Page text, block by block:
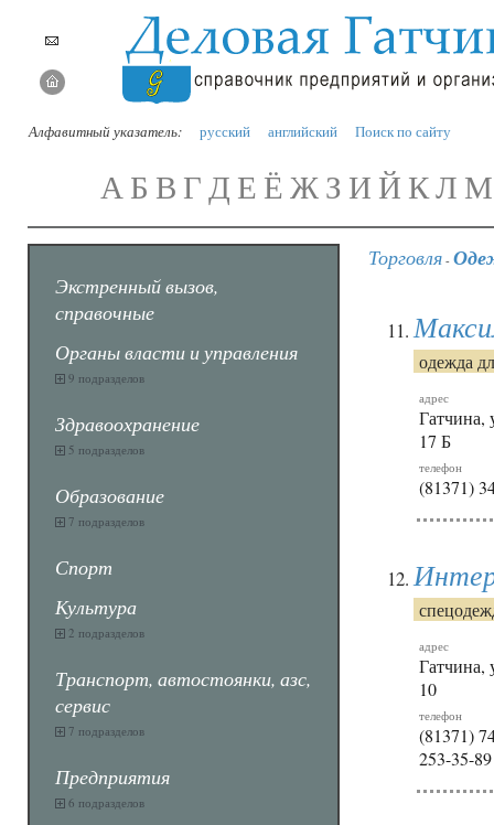
Алфавитный указатель: русский английский Поиск по сайту
АБ В ГД Е ЁЖЗ И Й КЛ М
Экстренный вызов,
справочные
Органы власти и управления
9 подразделов
Здравоохранение
5 подразделов
Образование
7 подразделов
Спорт
Культура
2 подразделов
Транспорт, автостоянки, азс,
сервис
7 подразделов
Предприятия
6 подразделов
Торговля -
одежда
адрес
Гатчина,
17 Б
телефон
(81371)
адрес
Гатчина,
10
телефон
(81371)
253-35-89